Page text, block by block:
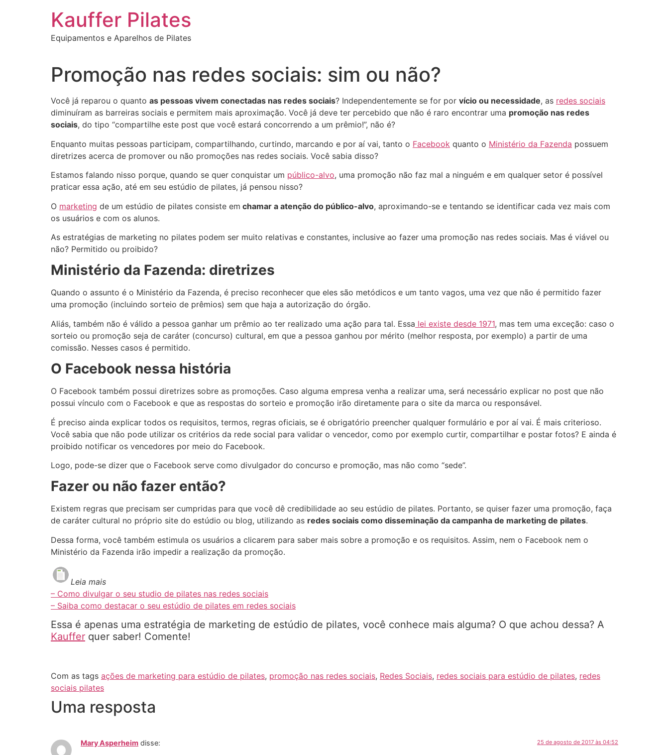
Kauffer Pilates
Equipamentos e Aparelhos de Pilates
Promoção nas redes sociais: sim ou não?
Você já reparou o quanto as pessoas vivem conectadas nas redes sociais? Independentemente se for por vício ou necessidade, as redes sociais
diminuíram as barreiras sociais e permitem mais aproximação. Você já deve ter percebido que não é raro encontrar uma promoção nas redes
sociais, do tipo “compartilhe este post que você estará concorrendo a um prêmio!”, não é?
Enquanto muitas pessoas participam, compartilhando, curtindo, marcando e por aí vai, tanto o Facebook quanto o Ministério da Fazenda possuem
diretrizes acerca de promover ou não promoções nas redes sociais. Você sabia disso?
Estamos falando nisso porque, quando se quer conquistar um público-alvo, uma promoção não faz mal a ninguém e em qualquer setor é possível
praticar essa ação, até em seu estúdio de pilates, já pensou nisso?
O marketing de um estúdio de pilates consiste em chamar a atenção do público-alvo, aproximando-se e tentando se identificar cada vez mais com
os usuários e com os alunos.
As estratégias de marketing no pilates podem ser muito relativas e constantes, inclusive ao fazer uma promoção nas redes sociais. Mas é viável ou
não? Permitido ou proibido?
Ministério da Fazenda: diretrizes
Quando o assunto é o Ministério da Fazenda, é preciso reconhecer que eles são metódicos e um tanto vagos, uma vez que não é permitido fazer
uma promoção (incluindo sorteio de prêmios) sem que haja a autorização do órgão.
Aliás, também não é válido a pessoa ganhar um prêmio ao ter realizado uma ação para tal. Essa lei existe desde 1971, mas tem uma exceção: caso o
sorteio ou promoção seja de caráter (concurso) cultural, em que a pessoa ganhou por mérito (melhor resposta, por exemplo) a partir de uma
comissão. Nesses casos é permitido.
O Facebook nessa história
O Facebook também possui diretrizes sobre as promoções. Caso alguma empresa venha a realizar uma, será necessário explicar no post que não
possui vínculo com o Facebook e que as respostas do sorteio e promoção irão diretamente para o site da marca ou responsável.
É preciso ainda explicar todos os requisitos, termos, regras oficiais, se é obrigatório preencher qualquer formulário e por aí vai. É mais criterioso.
Você sabia que não pode utilizar os critérios da rede social para validar o vencedor, como por exemplo curtir, compartilhar e postar fotos? E ainda é
proibido notificar os vencedores por meio do Facebook.
Logo, pode-se dizer que o Facebook serve como divulgador do concurso e promoção, mas não como “sede”.
Fazer ou não fazer então?
Existem regras que precisam ser cumpridas para que você dê credibilidade ao seu estúdio de pilates. Portanto, se quiser fazer uma promoção, faça
de caráter cultural no próprio site do estúdio ou blog, utilizando as redes sociais como disseminação da campanha de marketing de pilates.
Dessa forma, você também estimula os usuários a clicarem para saber mais sobre a promoção e os requisitos. Assim, nem o Facebook nem o
Ministério da Fazenda irão impedir a realização da promoção.
Leia mais
– Como divulgar o seu studio de pilates nas redes sociais
– Saiba como destacar o seu estúdio de pilates em redes sociais
Essa é apenas uma estratégia de marketing de estúdio de pilates, você conhece mais alguma? O que achou dessa? A
Kauffer quer saber! Comente!
Com as tags ações de marketing para estúdio de pilates, promoção nas redes sociais, Redes Sociais, redes sociais para estúdio de pilates, redes
sociais pilates
Uma resposta
Mary Asperheim disse: 25 de agosto de 2017 às 04:52